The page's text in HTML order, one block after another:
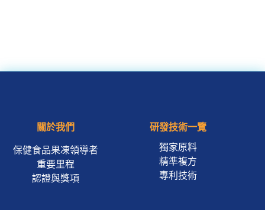
關於我們
保健食品果凍領導者
重要里程
認證與獎項
研發技術一覽
獨家原料
精準複方
專利技術